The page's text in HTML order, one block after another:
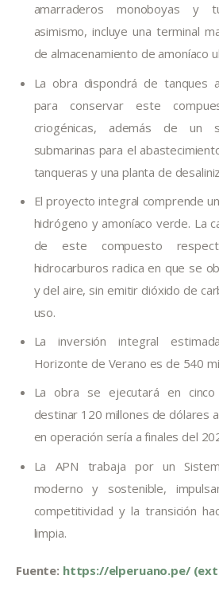
amarraderos monoboyas y
asimismo, incluye una terminal
de almacenamiento de amoníaco
La obra dispondrá de tanques
para conservar este
criogénicas, además de un
submarinas para el
tanqueras y una planta de
El proyecto integral comprende
hidrógeno y amoníaco verde. La
de este compuesto
hidrocarburos radica en que se
y del aire, sin emitir dióxido de
uso.
La inversión integral
Horizonte de Verano es de 540
La obra se ejecutará en
destinar 120 millones de dólares
en operación sería a finales del
La APN trabaja por un
moderno y sostenible,
competitividad y la transición
limpia.
Fuente: https://elperuano.pe/